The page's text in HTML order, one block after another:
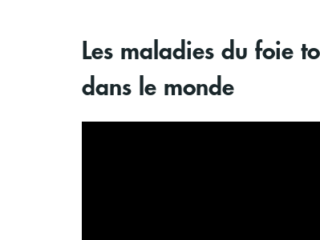
Les maladies du foie
dans le monde